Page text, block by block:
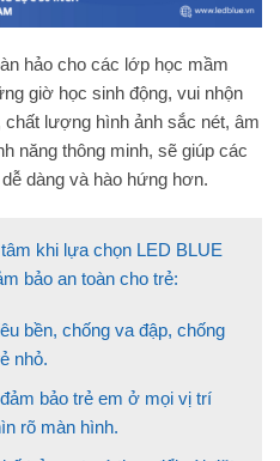
hảo cho các lớp học mầm
giờ học sinh động, vui nhộn
lượng hình ảnh sắc nét, âm
năng thông minh, sẽ giúp các
dàng và hào hứng hơn.
khi lựa chọn LED BLUE
bảo an toàn cho trẻ:
bền, chống va đập, chống
nhỏ.
bảo trẻ em ở mọi vị trí
rõ màn hình.